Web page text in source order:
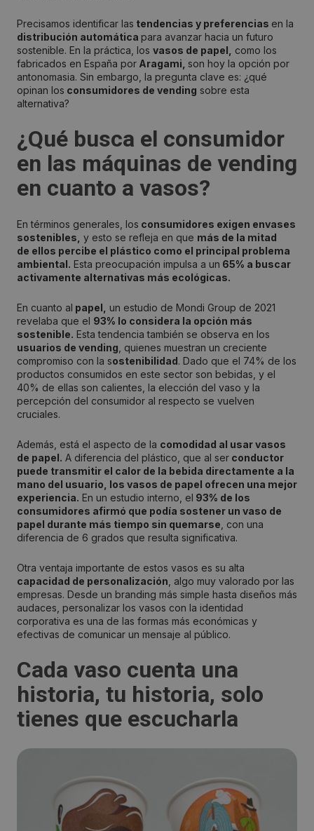
Precisamos identificar las tendencias y preferencias en la
distribución automática para avanzar hacia un futuro
sostenible. En la práctica, los vasos de papel,
como los
fabricados en España por Aragami, son hoy la opción por
antonomasia. Sin embargo, la pregunta clave es: ¿qué
opinan los consumidores de vending sobre esta
alternativa?
¿Qué busca el consumidor
en las máquinas de vending
en cuanto a vasos?
En términos generales, los consumidores exigen envases
sostenibles, y esto se refleja en que más de la mitad
de ellos percibe el plástico como el principal problema
ambiental. Esta preocupación impulsa a un 65% a buscar
activamente alternativas más ecológicas.
En cuanto al papel, un estudio de Mondi Group de 2021
revelaba que el 93% lo considera la opción más
sostenible. Esta tendencia también se observa en los
usuarios de vending , quienes muestran un creciente
compromiso con la sostenibilidad. Dado que el 74% de los
productos consumidos en este sector son bebidas, y el
40% de ellas son calientes, la elección del vaso y la
percepción del consumidor al respecto se vuelven
cruciales.
Además, está el aspecto de la comodidad al usar vasos
de papel. A diferencia del plástico, que al ser conductor
puede transmitir el calor de la bebida directamente a la
mano del usuario, los vasos de papel ofrecen una mejor
experiencia. En un estudio interno, el 93% de los
consumidores afirmó que podía sostener un vaso de
papel durante más tiempo sin quemarse , con una
diferencia de 6 grados que resulta significativa.
Otra ventaja importante de estos vasos es su alta
capacidad de personalización , algo muy valorado por las
empresas. Desde un branding más simple hasta diseños más
audaces, personalizar los vasos con la identidad
corporativa es una de las formas más económicas y
efectivas de comunicar un mensaje al público.
Cada vaso cuenta una
historia, tu historia, solo
tienes que escucharla